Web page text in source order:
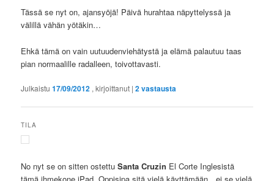
Tässä se nyt on, ajansyöjä! Päivä hurahtaa näpyttelyssä ja
välillä vähän yötäkin…
Ehkä tämä on vain uutuudenviehätystä ja elämä palautuu taas
pian normaalille radalleen, toivottavasti.
Julkaistu17/09/2012 , kirjoittanut |2vastausta
TILA
No nyt se on sitten ostettuSanta Cruzin El Corte Inglesistä